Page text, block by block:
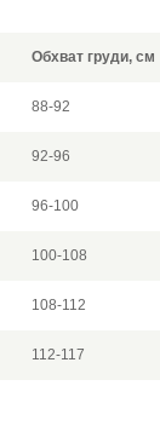
Обхват груди, см
88-92
92-96
96-100
100-108
108-112
112-117